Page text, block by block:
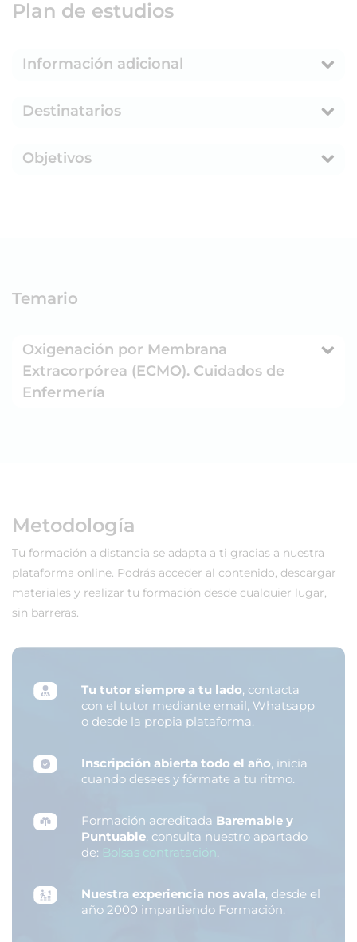
Plan de estudios
Información adicional
Destinatarios
Objetivos
Temario
Oxigenación por Membrana
Extracorpórea (ECMO). Cuidados de
Enfermería
Metodología
Tu formación a distancia se adapta a ti gracias a nuestra
plataforma online. Podrás acceder al contenido, descargar
materiales y realizar tu formación desde cualquier lugar,
sin barreras.
Tu tutor siempre a tu lado, contacta
con el tutor mediante email, Whatsapp
o desde la propia plataforma.
Inscripción abierta todo el año, inicia
cuando desees y fórmate a tu ritmo.
Formación acreditada Baremable y
Puntuable, consulta nuestro apartado
de: Bolsas contratación.
Nuestra experiencia nos avala, desde el
año 2000 impartiendo Formación.